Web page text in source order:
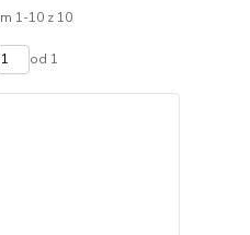
1-10 z 10
od 1